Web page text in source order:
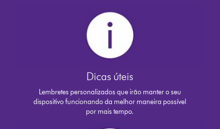
Dicas úteis
Lembretes personalizados que irão manter o seu
dispositivo funcionando da melhor maneira possível
por mais tempo.